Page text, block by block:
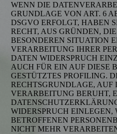
WENN DIE
GRUNDLAGE VON ART. 6
DSGVO ERFOLGT, HABEN
RECHT, AUS GRÜNDEN,
BESONDEREN SITUATION
VERARBEITUNG IHRER
DATEN WIDERSPRUCH
AUCH FÜR EIN AUF DIESE
GESTÜTZTES PROFILING.
RECHTSGRUNDLAGE, AUF
VERARBEITUNG BERUHT,
WIDERSPRUCH EINLEGEN,
BETROFFENEN
NICHT MEHR